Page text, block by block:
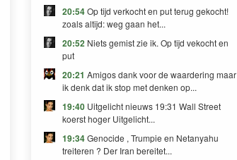
20:54Op tijd verkocht en put terug gekocht!
zoals altijd: weg gaan het...
20:52 Niets gemist zie ik. Op tijd vekocht en
put
20:21 Amigos dank voor de waardering maar
ik denk dat ik stop met denken op...
19:40 Uitgelicht nieuws 19:31 Wall Street
koerst hoger Uitgelicht...
19:34Genocide , Trumpie en Netanyahu
treiteren ? Der Iran bereitet...